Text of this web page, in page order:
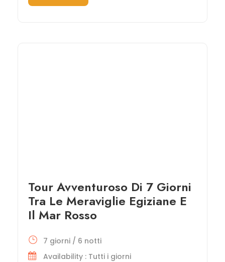
Tour Avventuroso Di 7 Giorni
Tra Le Meraviglie Egiziane E
Il Mar Rosso
7 giorni / 6 notti
Availability : Tutti i giorni